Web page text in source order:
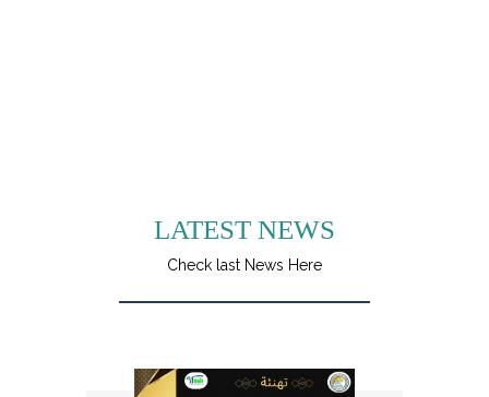
LATEST NEWS
Check last News Here